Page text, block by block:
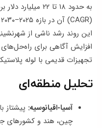
به حدود ۱۸ تا ۲۲
این روند رشد ناشی از
افزایش آگاهی برای راه‌حل‌های
تجهیزات قدیمی با لوله
تحلیل منطقه‌ای
آسیا-اقیانوسیه:
چین، هند و کشورهای